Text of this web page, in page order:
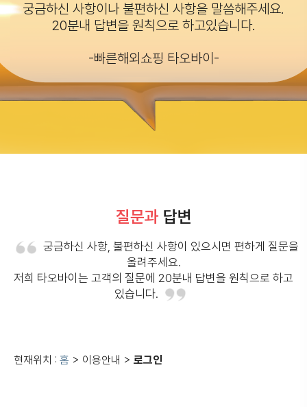
궁금하신 사항이나 불편하신 사항을 말씀해주세요.
20분내 답변을 원칙으로 하고있습니다.
-빠른해외쇼핑 타오바이-
질문과 답변
궁금하신 사항, 불편하신 사항이 있으시면 편하게 질문을
올려주세요.
저희 타오바이는 고객의 질문에 20분내 답변을 원칙으로 하고
있습니다.
현재위치 :홈 > 이용안내 >로그인